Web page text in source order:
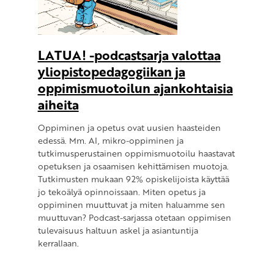
LATUA! -podcastsarja valottaa
yliopistopedagogiikan ja
oppimismuotoilun ajankohtaisia
aiheita
Oppiminen ja opetus ovat uusien haasteiden
edessä. Mm. AI, mikro-oppiminen ja
tutkimusperustainen oppimismuotoilu haastavat
opetuksen ja osaamisen kehittämisen muotoja.
Tutkimusten mukaan 92% opiskelijoista käyttää
jo tekoälyä opinnoissaan. Miten opetus ja
oppiminen muuttuvat ja miten haluamme sen
muuttuvan? Podcast-sarjassa otetaan oppimisen
tulevaisuus haltuun askel ja asiantuntija
kerrallaan.